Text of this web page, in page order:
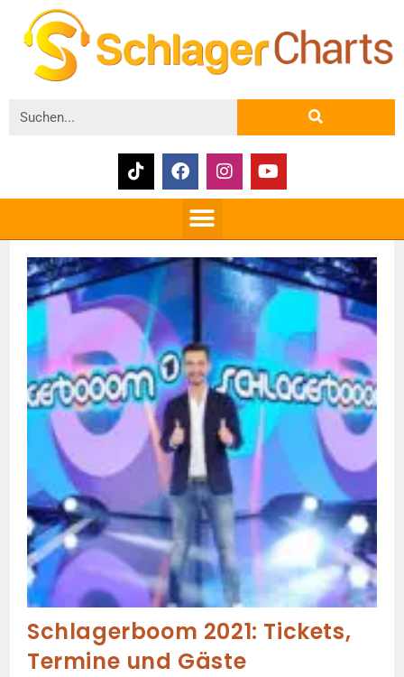
Schlagerboom 2021: Tickets,
Termine und Gäste